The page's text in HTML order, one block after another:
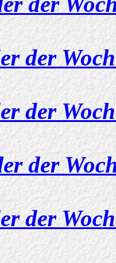
der
der
der
der